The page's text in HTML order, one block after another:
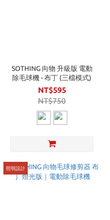
SOTHING 向物 升級版 電動
除毛球機 - 布丁 (三檔模式)
NT$595
NT$750
照明設計